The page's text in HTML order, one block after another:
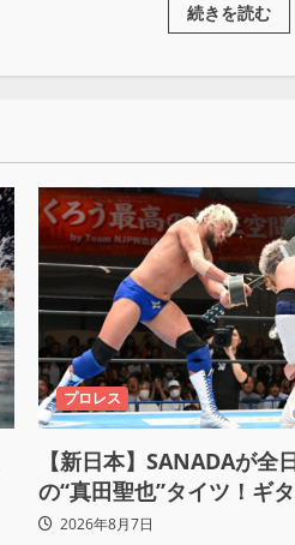
続きを読む
プロレス
【新日本】SANADAが全
の“真田聖也”タイツ！ギ
Yuto-IceをKO「俺と闘う
2026年8月7日